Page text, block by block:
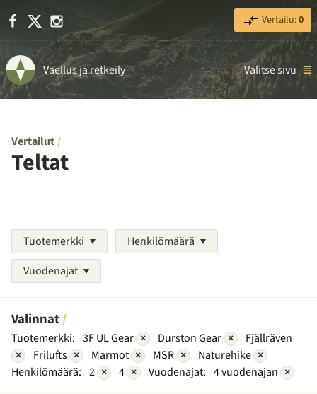
Facebook Instagram Vertailu:0
Vaellus ja retkeily Valitse sivu
Vertailut
Teltat
Tuotemerkki
Henkilömäärä
Vuodenajat
Valinnat
Tuotemerkki: 3F UL Gear × Durston Gear ×
Fjällräven
×
Frilufts × Marmot × MSR × Naturehike ×
Henkilömäärä: 2 × 4 × Vuodenajat: 4 vuodenajan ×